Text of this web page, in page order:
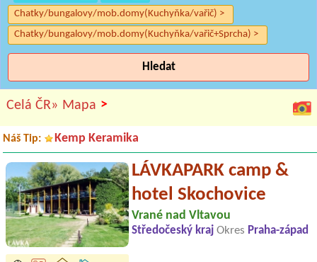
Chatky/bungalovy/mob.domy(Kuchyňka/vařič) >
Chatky/bungalovy/mob.domy(Kuchyňka/vařič+Sprcha) >
Hledat
Celá ČR» Mapa >
Náš Tip: Kemp Keramika
LÁVKAPARK camp &
hotel Skochovice
Vrané nad Vltavou
Středočeský kraj Okres Praha-západ